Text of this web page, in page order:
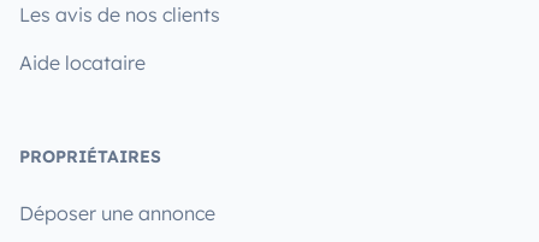
Les avis de nos clients
Aide locataire
PROPRIÉTAIRES
Déposer une annonce